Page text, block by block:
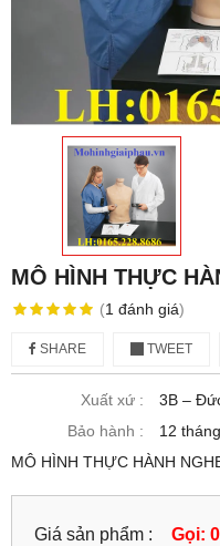
MÔ HÌNH THỰC
(1 đánh giá)
SHARE TWEET
Xuất xứ :
3B –
Bảo hành :
12 tháng
MÔ HÌNH THỰC HÀNH
Giá sản phẩm : Gọi: